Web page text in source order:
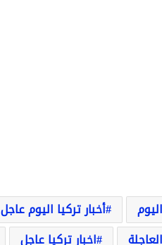
أخبار تركيا اليوم عاجل
اخبار تركيا عاجل